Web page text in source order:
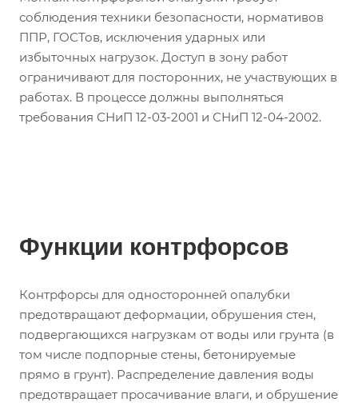
соблюдения техники безопасности, нормативов
ППР, ГОСТов, исключения ударных или
избыточных нагрузок. Доступ в зону работ
ограничивают для посторонних, не участвующих в
работах. В процессе должны выполняться
требования СНиП 12-03-2001 и СНиП 12-04-2002.
Функции контрфорсов
Контрфорсы для односторонней опалубки
предотвращают деформации, обрушения стен,
подвергающихся нагрузкам от воды или грунта (в
том числе подпорные стены, бетонируемые
прямо в грунт). Распределение давления воды
предотвращает просачивание влаги, и обрушение